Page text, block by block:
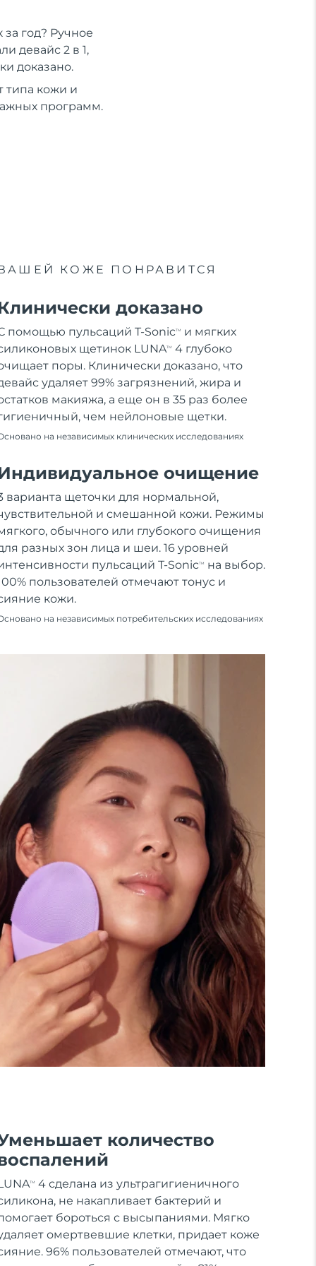
год? Ручное
девайс 2 в 1,
доказано.
типа кожи и
программ.
КОЖЕ ПОНРАВИТСЯ
доказано
помощью пульсаций T-SonicTM
и мягких
щетинок LUNATM
4 глубоко
поры. Клинически доказано, что
удаляет 99% загрязнений, жира и
макияжа, а еще он в 35 раз более
чем нейлоновые щетки.
на независимых клинических исследованиях
очищение
варианта щеточки для нормальной,
и смешанной кожи. Режимы
обычного или глубокого очищения
разных зон лица и шеи. 16 уровней
пульсаций T-SonicTM
на выбор.
пользователей отмечают тонус и
кожи.
на независимых потребительских исследованиях
количество
TM
4 сделана из ультрагигиеничного
не накапливает бактерий и
бороться с высыпаниями. Мягко
омертвевшие клетки, придает коже
96% пользователей отмечают, что